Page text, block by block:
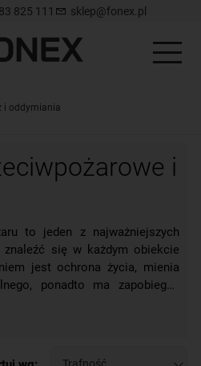
825 111 sklep@fonex.pl
i oddymiania
i
to jeden z najważniejszych
się w każdym obiekcie
jest ochrona życia, mienia
ponadto ma zapobiegać
się ognia i ostrzec osoby,
ale w razie jego wystąpienia